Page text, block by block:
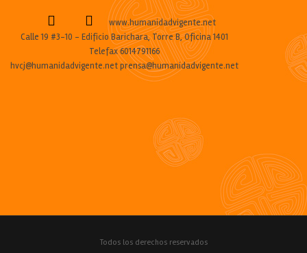
www.humanidadvigente.net
Calle 19 #3-10 - Edificio Barichara, Torre B, Oficina 1401
Telefax 6014791166
hvcj@humanidadvigente.net prensa@humanidadvigente.net
Todos los derechos reservados